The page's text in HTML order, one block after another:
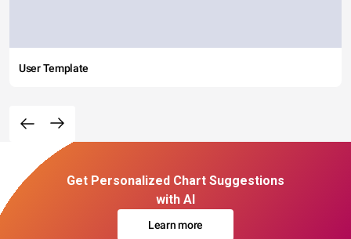
User Template
Get Personalized Chart Suggestions
with AI
Learn more